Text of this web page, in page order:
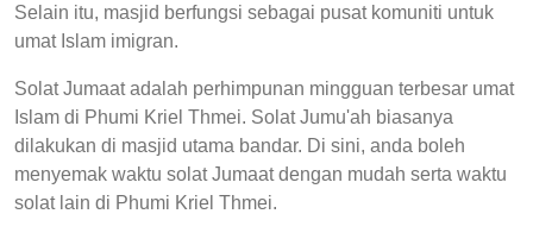
Selain itu, masjid berfungsi sebagai pusat komuniti untuk
umat Islam imigran.
Solat Jumaat adalah perhimpunan mingguan terbesar umat
Islam di Phumi Kriel Thmei. Solat Jumu'ah biasanya
dilakukan di masjid utama bandar. Di sini, anda boleh
menyemak waktu solat Jumaat dengan mudah serta waktu
solat lain di Phumi Kriel Thmei.